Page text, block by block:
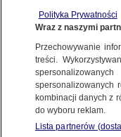
biblijny z Pulp
Zespół
16.04.2026, 16:23
Udostępnij
Polityka Prywatności
Wraz z naszymi
Przechowywanie
treści.
spersonalizowanych
kombinacji danych z
do wyboru reklam.
Lista partnerów